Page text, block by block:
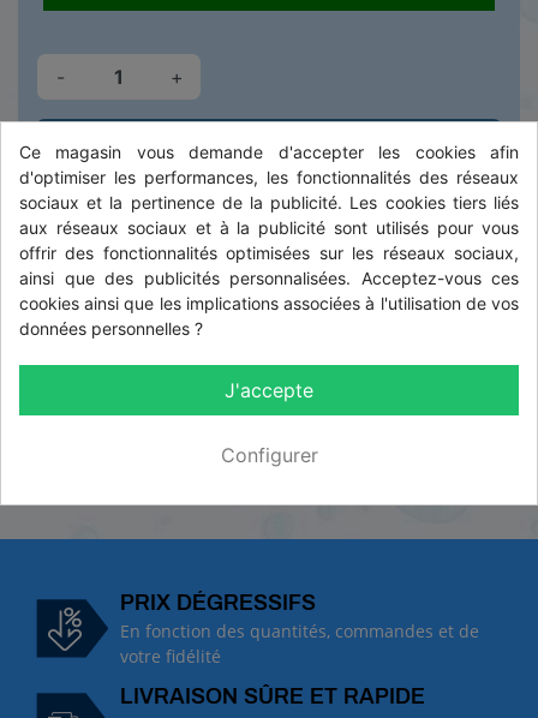
- +
AJOUTER AU PANIER 
DESCRIPTION
D: 300mm
PRIX DÉGRESSIFS
En fonction des quantités, commandes et de
votre fidélité
LIVRAISON SÛRE ET RAPIDE
Ce magasin vous demande d'accepter les cookies afin
d'optimiser les performances, les fonctionnalités des réseaux
sociaux et la pertinence de la publicité. Les cookies tiers liés
aux réseaux sociaux et à la publicité sont utilisés pour vous
offrir des fonctionnalités optimisées sur les réseaux sociaux,
ainsi que des publicités personnalisées. Acceptez-vous ces
cookies ainsi que les implications associées à l'utilisation de vos
données personnelles ?
J'accepte
Configurer